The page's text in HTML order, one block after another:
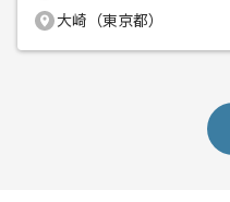
大崎（東京都）